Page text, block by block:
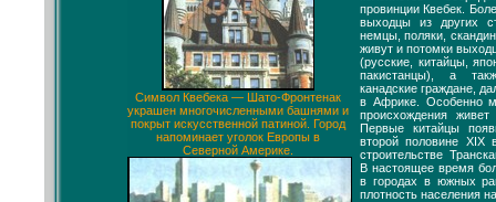
Символ Квебека — Шато-Фронтенак
украшен многочисленными башнями и
покрыт искусственной патиной. Город
напоминает уголок Европы в
Северной Америке.
провинции Квебек.
выходцы из других
немцы, поляки,
живут и потомки
(русские, китайцы,
пакистанцы), а
канадские граждане,
в Африке. Особенно
происхождения
Первые китайцы
второй половине XIX
строительстве
В настоящее время
в городах в южных
плотность населения